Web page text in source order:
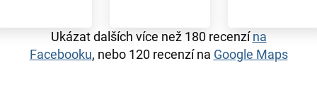
Ukázat dalších více než 180 recenzína
Facebooku, nebo 120 recenzí na Google Maps